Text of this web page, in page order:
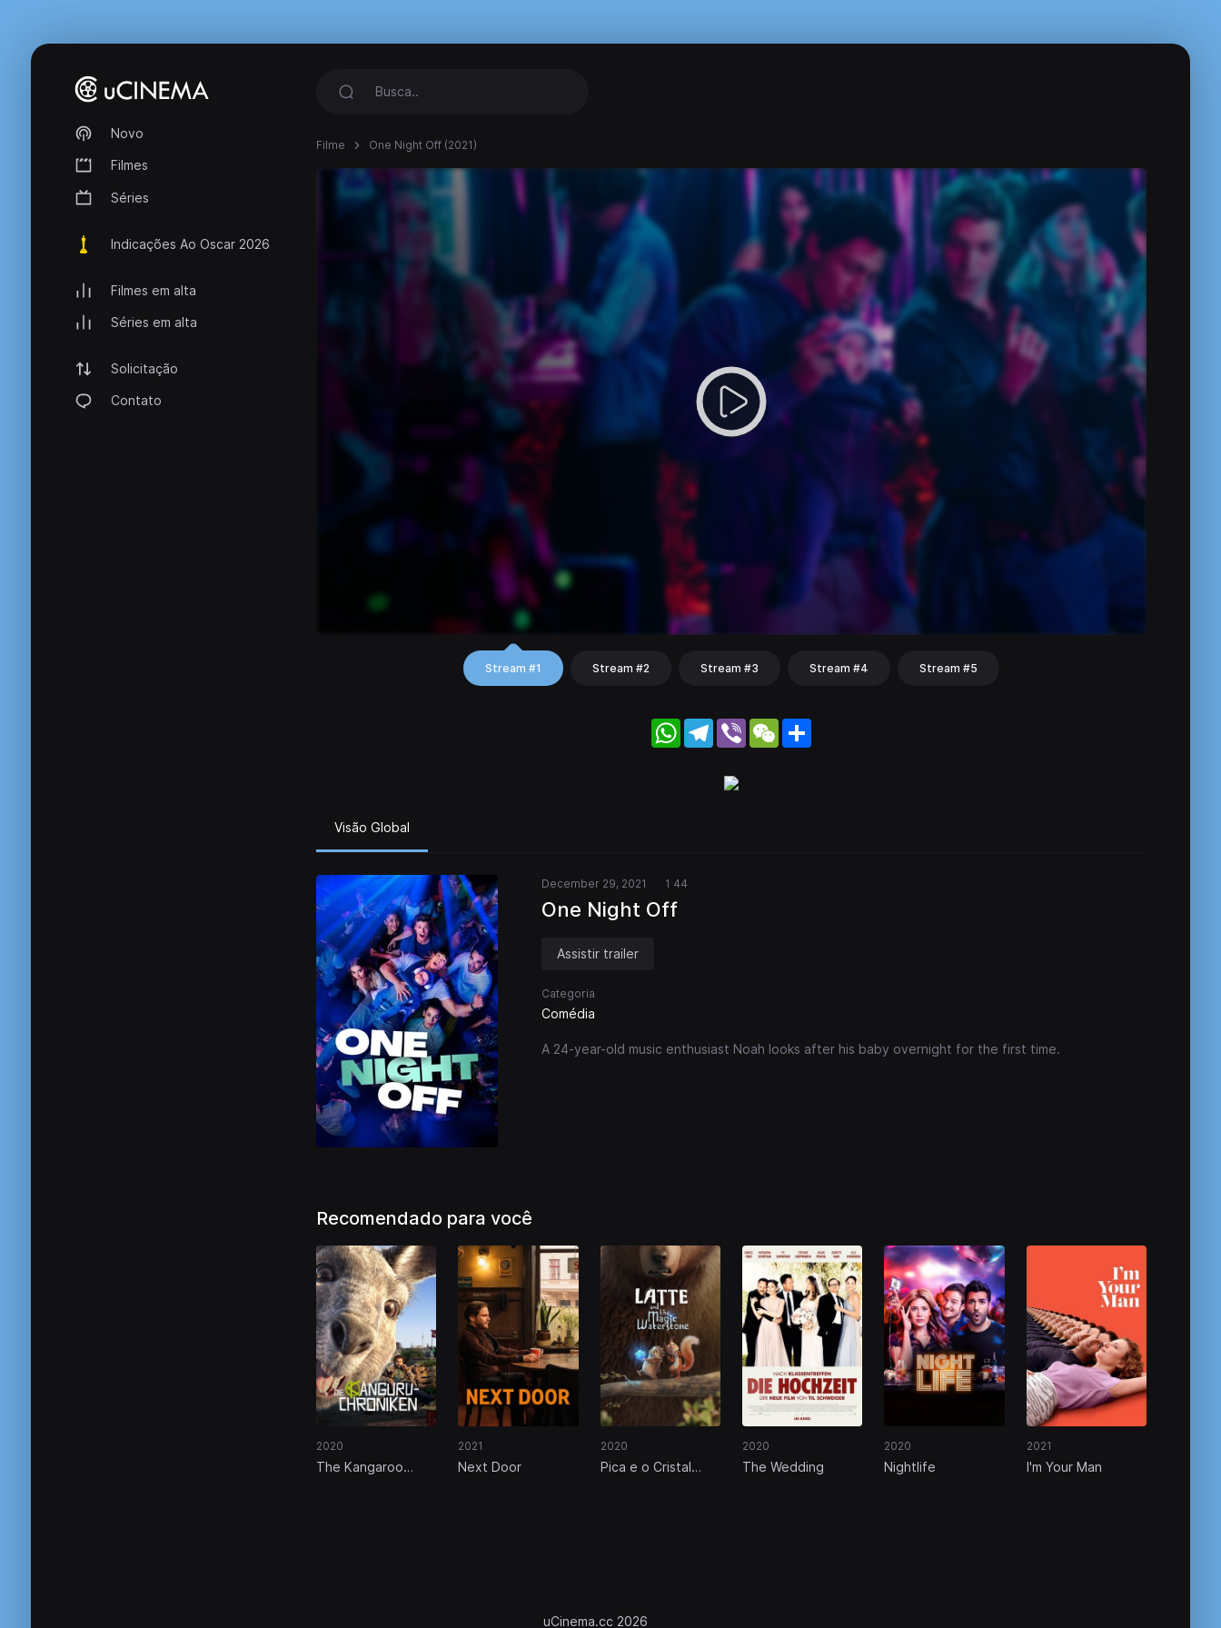
Novo
Filmes
Séries
Indicações Ao Oscar 2026
Filmes em alta
Séries em alta
Solicitação
Contato
Filme One Night Off (2021)
Stream #1 Stream #2 Stream #3 Stream #4 Stream #5
WhatsApp
Telegram
Viber WeChat
Visão Global
December 29, 2021 1 44
One Night Off
Assistir trailer
Categoria
Comédia
A 24-year-old music enthusiast Noah looks after his baby overnight for the first time.
Recomendado para você
2020
The Kangaroo
2021
Next Door
2020
Pica e o Cristal
2020
‎The Wedding‎
2020
Nightlife
2021
I'm Your Man
uCinema.cc 2026